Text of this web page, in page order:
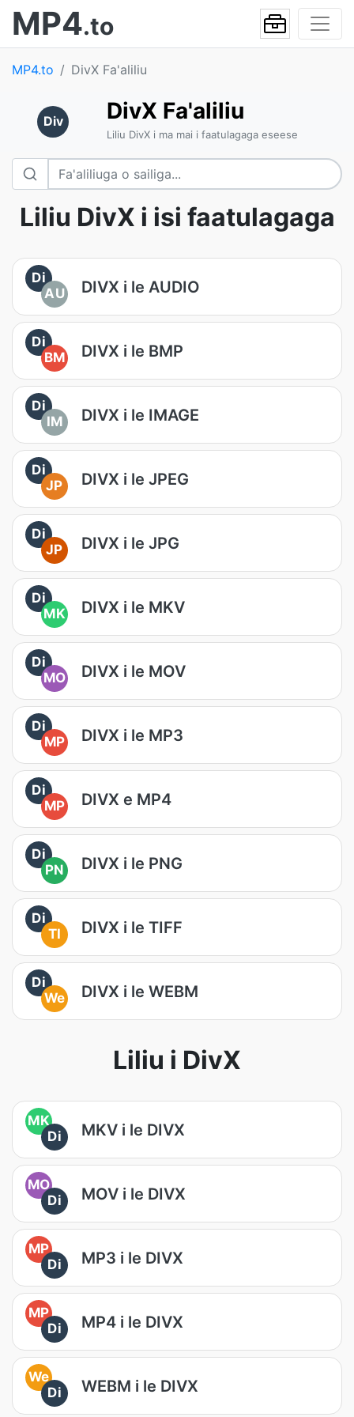
MP4.to
MP4.to DivX Fa'aliliu
Div DivX Fa'aliliu
Liliu DivX i ma mai i faatulagaga eseese
Liliu DivX i isi faatulagaga
Di
AU
DIVX i le AUDIO
Di
BM
DIVX i le BMP
Di
IM
DIVX i le IMAGE
Di
JP
DIVX i le JPEG
Di
JP
DIVX i le JPG
Di
MK
DIVX i le MKV
Di
MO
DIVX i le MOV
Di
MP
DIVX i le MP3
Di
MP
DIVX e MP4
Di
PN
DIVX i le PNG
Di
TI
DIVX i le TIFF
Di
We
DIVX i le WEBM
Liliu i DivX
MK
Di
MKV i le DIVX
MO
Di
MOV i le DIVX
MP
Di
MP3 i le DIVX
MP
Di
MP4 i le DIVX
We
Di
WEBM i le DIVX